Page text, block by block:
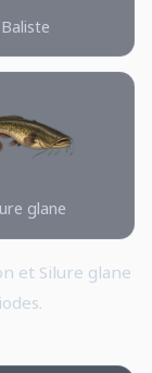
Baliste
glane
et Silure glane